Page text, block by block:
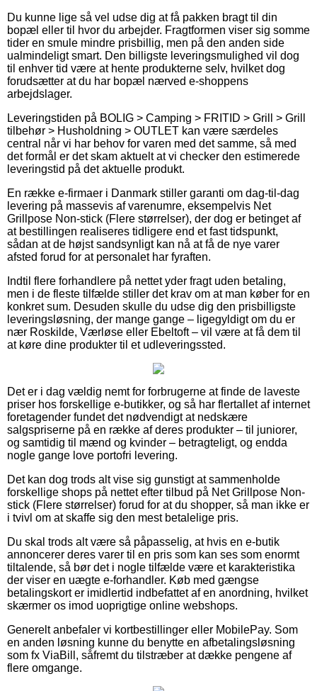
Du kunne lige så vel udse dig at få pakken bragt til din
bopæl eller til hvor du arbejder. Fragtformen viser sig somme
tider en smule mindre prisbillig, men på den anden side
ualmindeligt smart. Den billigste leveringsmulighed vil dog
til enhver tid være at hente produkterne selv, hvilket dog
forudsætter at du har bopæl nærved e-shoppens
arbejdslager.
Leveringstiden på BOLIG > Camping > FRITID > Grill > Grill
tilbehør > Husholdning > OUTLET kan være særdeles
central når vi har behov for varen med det samme, så med
det formål er det skam aktuelt at vi checker den estimerede
leveringstid på det aktuelle produkt.
En række e-firmaer i Danmark stiller garanti om dag-til-dag
levering på massevis af varenumre, eksempelvis Net
Grillpose Non-stick (Flere størrelser), der dog er betinget af
at bestillingen realiseres tidligere end et fast tidspunkt,
sådan at de højst sandsynligt kan nå at få de nye varer
afsted forud for at personalet har fyraften.
Indtil flere forhandlere på nettet yder fragt uden betaling,
men i de fleste tilfælde stiller det krav om at man køber for en
konkret sum. Desuden skulle du udse dig den prisbilligste
leveringsløsning, der mange gange – ligegyldigt om du er
nær Roskilde, Værløse eller Ebeltoft – vil være at få dem til
at køre dine produkter til et udleveringssted.
Det er i dag vældig nemt for forbrugerne at finde de laveste
priser hos forskellige e-butikker, og så har flertallet af internet
foretagender fundet det nødvendigt at nedskære
salgspriserne på en række af deres produkter – til juniorer,
og samtidig til mænd og kvinder – betragteligt, og endda
nogle gange love portofri levering.
Det kan dog trods alt vise sig gunstigt at sammenholde
forskellige shops på nettet efter tilbud på Net Grillpose Non-
stick (Flere størrelser) forud for at du shopper, så man ikke er
i tvivl om at skaffe sig den mest betalelige pris.
Du skal trods alt være så påpasselig, at hvis en e-butik
annoncerer deres varer til en pris som kan ses som enormt
tiltalende, så bør det i nogle tilfælde være et karakteristika
der viser en uægte e-forhandler. Køb med gængse
betalingskort er imidlertid indbefattet af en anordning, hvilket
skærmer os imod uoprigtige online webshops.
Generelt anbefaler vi kortbestillinger eller MobilePay. Som
en anden løsning kunne du benytte en afbetalingsløsning
som fx ViaBill, såfremt du tilstræber at dække pengene af
flere omgange.